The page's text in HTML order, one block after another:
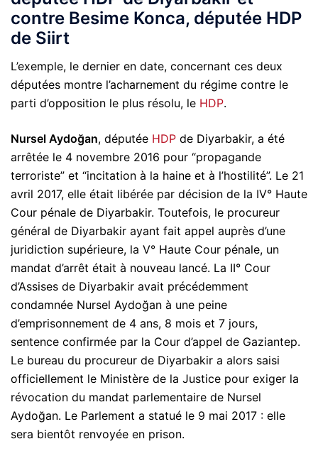
contre Besime Konca, députée HDP
de Siirt
L’exemple, le dernier en date, concernant ces deux
députées montre l’acharnement du régime contre le
parti d’opposition le plus résolu, le HDP.
Nursel Aydoğan, députée HDP de Diyarbakir, a été
arrêtée le 4 novembre 2016 pour “propagande
terroriste” et “incitation à la haine et à l’hostilité”. Le 21
avril 2017, elle était libérée par décision de la IV° Haute
Cour pénale de Diyarbakir. Toutefois, le procureur
général de Diyarbakir ayant fait appel auprès d’une
juridiction supérieure, la V° Haute Cour pénale, un
mandat d’arrêt était à nouveau lancé. La II° Cour
d’Assises de Diyarbakir avait précédemment
condamnée Nursel Aydoğan à une peine
d’emprisonnement de 4 ans, 8 mois et 7 jours,
sentence confirmée par la Cour d’appel de Gaziantep.
Le bureau du procureur de Diyarbakir a alors saisi
officiellement le Ministère de la Justice pour exiger la
révocation du mandat parlementaire de Nursel
Aydoğan. Le Parlement a statué le 9 mai 2017 : elle
sera bientôt renvoyée en prison.